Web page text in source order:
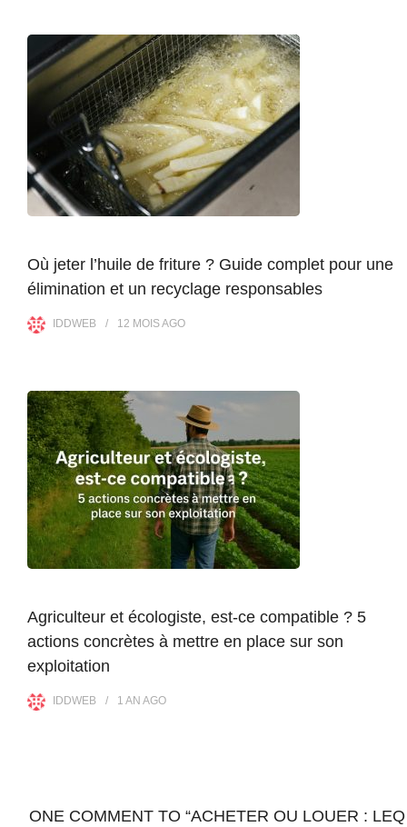
Où jeter l’huile de friture ? Guide complet pour une
élimination et un recyclage responsables
IDDWEB 12 MOISAGO
Agriculteur et écologiste, est-ce compatible ? 5
actions concrètes à mettre en place sur son
exploitation
IDDWEB 1 AN AGO
ONE COMMENT TO “ACHETER OU LOUER : LEQ